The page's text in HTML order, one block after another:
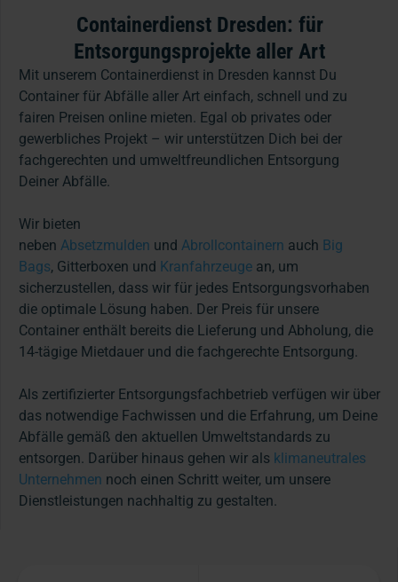
Containerdienst Dresden: für
Entsorgungsprojekte aller Art
Mit unserem Containerdienst in Dresden kannst Du
Container für Abfälle aller Art einfach, schnell und zu
fairen Preisen online mieten. Egal ob privates oder
gewerbliches Projekt – wir unterstützen Dich bei der
fachgerechten und umweltfreundlichen Entsorgung
Deiner Abfälle.
Wir bieten
neben Absetzmulden und Abrollcontainern auch Big
Bags, Gitterboxen und Kranfahrzeuge an, um
sicherzustellen, dass wir für jedes Entsorgungsvorhaben
die optimale Lösung haben. Der Preis für unsere
Container enthält bereits die Lieferung und Abholung, die
14-tägige Mietdauer und die fachgerechte Entsorgung.
Als zertifizierter Entsorgungsfachbetrieb verfügen wir über
das notwendige Fachwissen und die Erfahrung, um Deine
Abfälle gemäß den aktuellen Umweltstandards zu
entsorgen. Darüber hinaus gehen wir als klimaneutrales
Unternehmen noch einen Schritt weiter, um unsere
Dienstleistungen nachhaltig zu gestalten.